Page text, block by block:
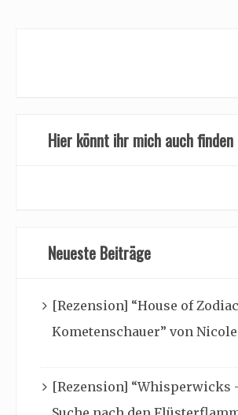
Hier könnt ihr mich auch finden
Neueste Beiträge
[Rezension] “House of
Kometenschauer” von
[Rezension] “Whisperwicks